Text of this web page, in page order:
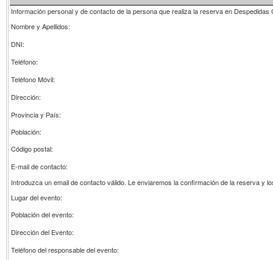
Información personal y de contacto de la persona que realiza la reserva en Despedidas
Nombre y Apellidos:
DNI:
Teléfono:
Teléfono Móvil:
Dirección:
Provincia y País:
Población:
Código postal:
E-mail de contacto:
Introduzca un email de contacto válido. Le enviaremos la confirmación de la reserva y
Lugar del evento:
Población del evento:
Dirección del Evento:
Teléfono del responsable del evento: